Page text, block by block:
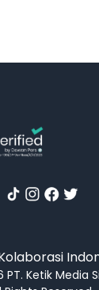
PT. Ketik Media